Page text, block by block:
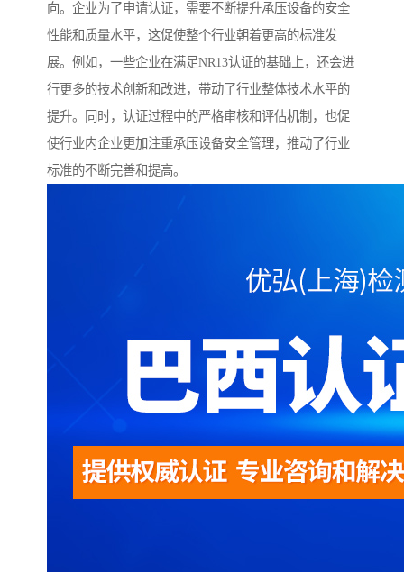
向。企业为了申请认证，需要不断提升承压设备的安全
性能和质量水平，这促使整个行业朝着更高的标准发
展。例如，一些企业在满足NR13认证的基础上，还会进
行更多的技术创新和改进，带动了行业整体技术水平的
提升。同时，认证过程中的严格审核和评估机制，也促
使行业内企业更加注重承压设备安全管理，推动了行业
标准的不断完善和提高。